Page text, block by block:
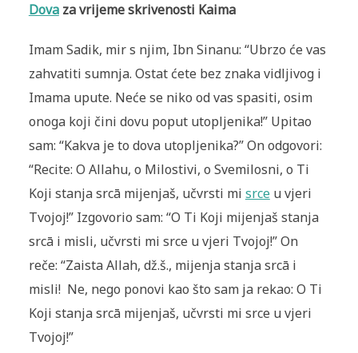
Dovaza vrijeme skrivenosti Kaima
Imam Sadik, mir s njim, Ibn Sinanu: “Ubrzo će vas
zahvatiti sumnja. Ostat ćete bez znaka vidljivog i
Imama upute. Neće se niko od vas spasiti, osim
onoga koji čini dovu poput utopljenika!” Upitao
sam: “Kakva je to dova utopljenika?” On odgovori:
“Recite: O Allahu, o Milostivi, o Svemilosni, o Ti
Koji stanja srcā mijenjaš, učvrsti mi srceu vjeri
Tvojoj!” Izgovorio sam: “O Ti Koji mijenjaš stanja
srcā i misli, učvrsti mi srce u vjeri Tvojoj!” On
reče: “Zaista Allah, dž.š., mijenja stanja srcā i
misli! Ne, nego ponovi kao što sam ja rekao: O Ti
Koji stanja srcā mijenjaš, učvrsti mi srce u vjeri
Tvojoj!”